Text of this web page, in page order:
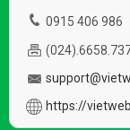
0915 406 986
https://